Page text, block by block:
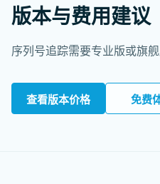
版本与费用建议
序列号追踪需要专业版或旗
查看版本价格 免费